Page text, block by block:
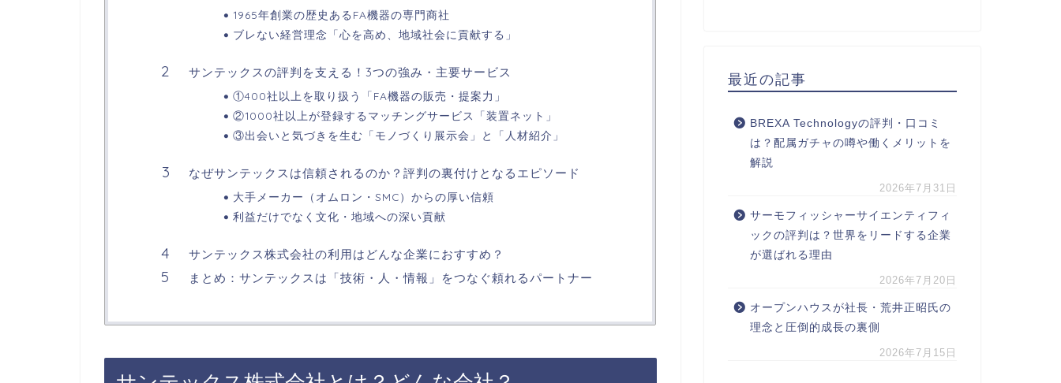
1965年創業の歴史あるFA機器の専門商社
ブレない経営理念「心を高め、地域社会に貢献する」
サンテックスの評判を支える！3つの強み・主要サービス
①400社以上を取り扱う「FA機器の販売・提案力」
②1000社以上が登録するマッチングサービス「装置ネット」
③出会いと気づきを生む「モノづくり展示会」と「人材紹介」
なぜサンテックスは信頼されるのか？評判の裏付けとなるエピソード
大手メーカー（オムロン・SMC）からの厚い信頼
利益だけでなく文化・地域への深い貢献
サンテックス株式会社の利用はどんな企業におすすめ？
まとめ：サンテックスは「技術・人・情報」をつなぐ頼れるパートナー
最近の記事
BREXA Technologyの評判・口コミ
は？配属ガチャの噂や働くメリットを
解説
2026年7月31日
サーモフィッシャーサイエンティフィ
ックの評判は？世界をリードする企業
が選ばれる理由
2026年7月20日
オープンハウスが社長・荒井正昭氏の
理念と圧倒的成長の裏側
2026年7月15日